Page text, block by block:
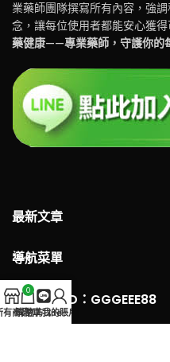
業藥師團隊撰寫所有內容，強
念，讓每位使用者都能安心獲得
藥健康——專業藥師，守護你的
最新文章
導航菜單
LINE 客服ID：GGGEEE88
有商品
0
購物車官方Line
我的賬戶